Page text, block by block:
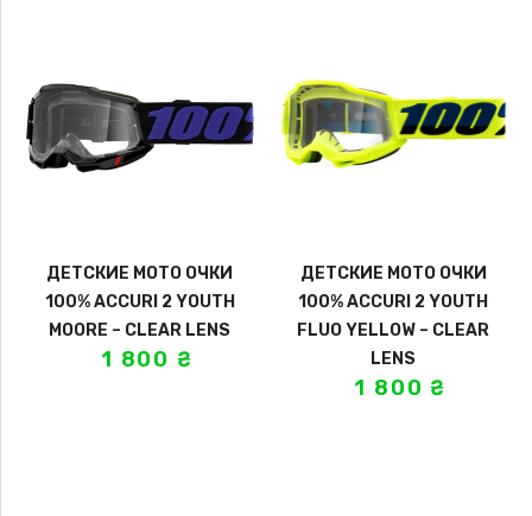
ДЕТСКИЕ МОТО ОЧКИ
100% ACCURI 2 YOUTH
MOORE – CLEAR LENS
1 800 ₴
ДЕТСКИЕ МОТО ОЧКИ
100% ACCURI 2 YOUTH
FLUO YELLOW – CLEAR
LENS
1 800₴